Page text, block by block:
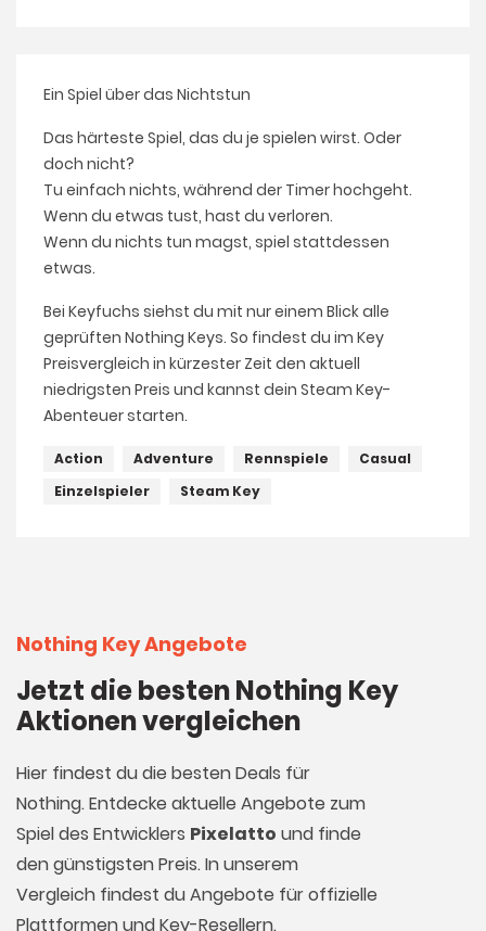
Ein Spiel über das Nichtstun
Das härteste Spiel, das du je spielen wirst. Oder
doch nicht?
Tu einfach nichts, während der Timer hochgeht.
Wenn du etwas tust, hast du verloren.
Wenn du nichts tun magst, spiel stattdessen
etwas.
Bei Keyfuchs siehst du mit nur einem Blick alle
geprüften Nothing Keys. So findest du im Key
Preisvergleich in kürzester Zeit den aktuell
niedrigsten Preis und kannst dein Steam Key-
Abenteuer starten.
Action Adventure Rennspiele
Casual
Einzelspieler
Steam Key
Nothing Key Angebote
Jetzt die besten Nothing Key
Aktionen vergleichen
Hier findest du die besten Deals für
Nothing. Entdecke aktuelle Angebote zum
Spiel des Entwicklers Pixelatto und finde
den günstigsten Preis. In unserem
Vergleich findest du Angebote für offizielle
Plattformen und Key-Resellern.